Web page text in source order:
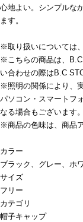
心地よい。シンプルな
ます。
※取り扱いについては
※こちらの商品は、
い合わせの際はB.C
※照明の関係により、
パソコン・スマートフ
なる場合もございます。
※商品の色味は、商品
カラー
ブラック、グレー、ホ
サイズ
フリー
カテゴリ
帽子キャップ